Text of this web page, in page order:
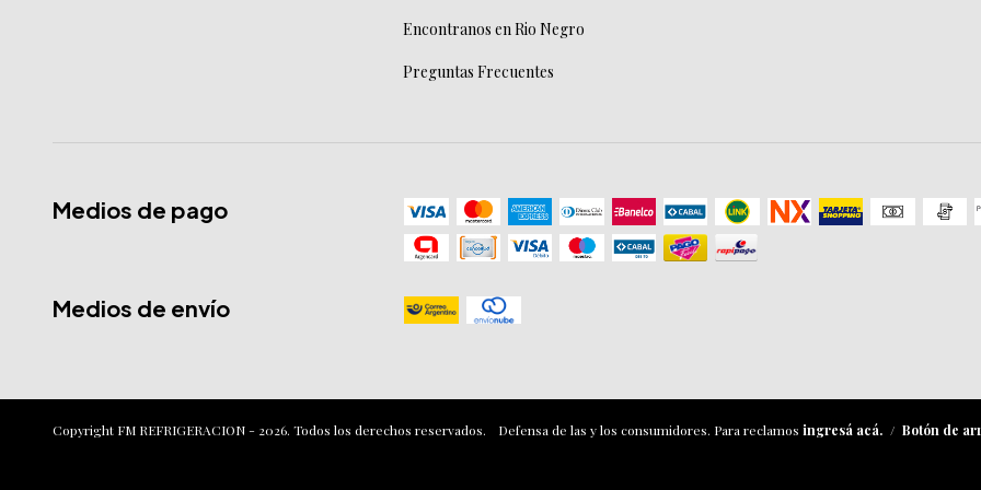
Encontranos en Rio Negro
Preguntas Frecuentes
Medios de pago
Medios de envío
Copyright FM REFRIGERACION - 2026. Todos los derechos reservados. Defensa de las y los consumidores. Para reclamos ingresá acá. / Botón de